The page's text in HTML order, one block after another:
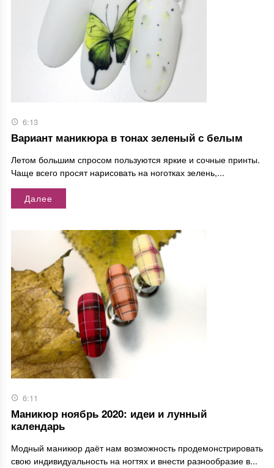
6:13
Вариант маникюра в тонах зеленый с белым
Летом большим спросом пользуются яркие и сочные принты.
Чаще всего просят нарисовать на ноготках зелень,...
Далее
6:11
Маникюр ноябрь 2020: идеи и лунный
календарь
Модный маникюр даёт нам возможность продемонстрировать
свою индивидуальность на ногтях и внести разнообразие в...